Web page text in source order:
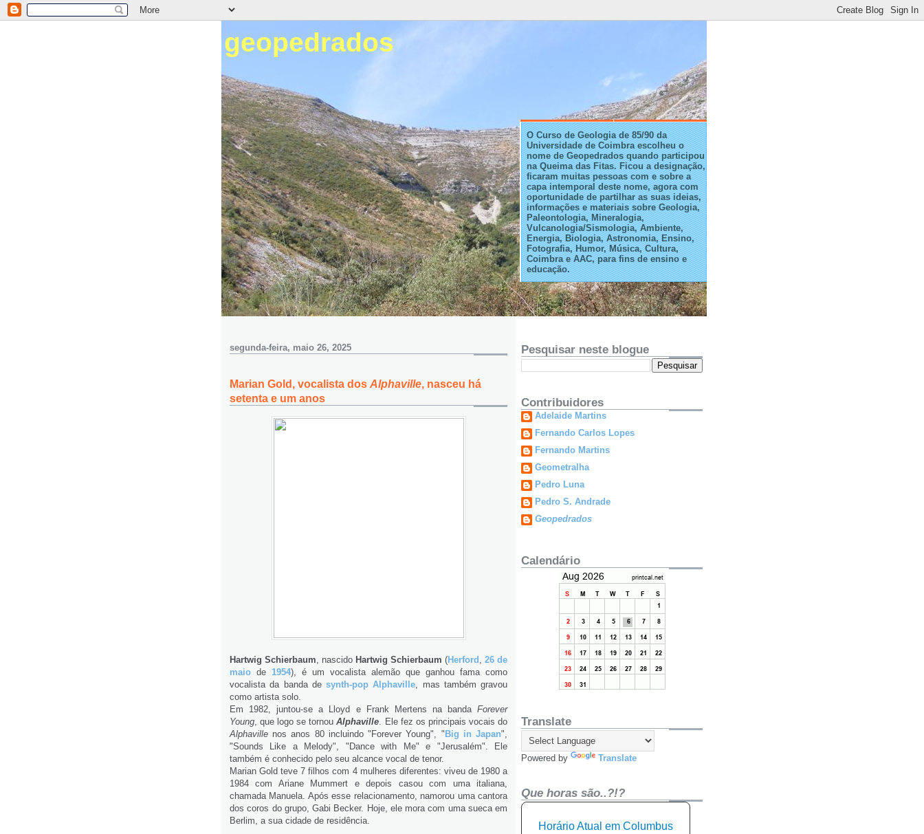
geopedrados
O Curso de Geologia de 85/90 da
Universidade de Coimbra escolheu o
nome de Geopedrados quando participou
na Queima das Fitas. Ficou a designação,
ficaram muitas pessoas com e sobre a
capa intemporal deste nome, agora com
oportunidade de partilhar as suas ideias,
informações e materiais sobre Geologia,
Paleontologia, Mineralogia,
Vulcanologia/Sismologia, Ambiente,
Energia, Biologia, Astronomia, Ensino,
Fotografia, Humor, Música, Cultura,
Coimbra e AAC, para fins de ensino e
educação.
segunda-feira, maio 26, 2025
Marian Gold, vocalista dos Alphaville, nasceu há
setenta e um anos
Hartwig Schierbaum, nascido Hartwig Schierbaum (Herford , 26 de
maio de 1954), é um vocalista alemão que ganhou fama como
vocalista da banda de synth-pop Alphaville, mas também gravou
como artista solo.
Em 1982, juntou-se a Lloyd e Frank Mertens na banda Forever
Young, que logo se tornouAlphaville. Ele fez os principais vocais do
Alphaville nos anos 80 incluindo "Forever Young", " Big in Japan",
"Sounds Like a Melody", "Dance with Me" e "Jerusalém". Ele
também é conhecido pelo seu alcance vocal de tenor.
Marian Gold teve 7 filhos com 4 mulheres diferentes: viveu de 1980 a
1984 com Ariane Mummert e depois casou com uma italiana,
chamada Manuela. Após esse relacionamento, namorou uma cantora
dos coros do grupo, Gabi Becker. Hoje, ele mora com uma sueca em
Berlim, a sua cidade de residência.
Pesquisar neste blogue
Contribuidores
Adelaide Martins
Fernando Carlos Lopes
Fernando Martins
Geometralha
Pedro Luna
Pedro S. Andrade
Geopedrados
Calendário
Translate
Powered by Translate
Que horas são..?!?
Horário Atual em Columbus